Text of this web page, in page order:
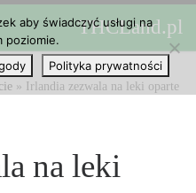
THCLand.pl
» Irlandia zezwala na leki oparte
na leki
aby świadczyć usługi na
poziomie.
Polityka prywatności